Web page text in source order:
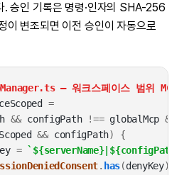
. 승인 기록은 명령·인자의 SHA-256
이 변조되면 이전 승인이 자동으로
— 워크스페이스 범위 MCP
=
&& configPath !== globalMcp &&
&& configPath)
{
=
. has(denyKey))